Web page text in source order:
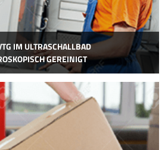
IM ULTRASCHALLBAD
GEREINIGT